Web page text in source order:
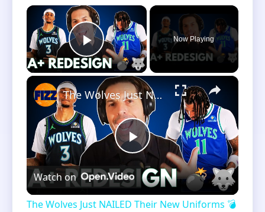
×
Play Video
Now Playing
×
Play
Video
The Wolves Just NAILED Their New Uniforms 💣🐺
Watch on
The Wolves Just NAILED Their New Uniforms 💣